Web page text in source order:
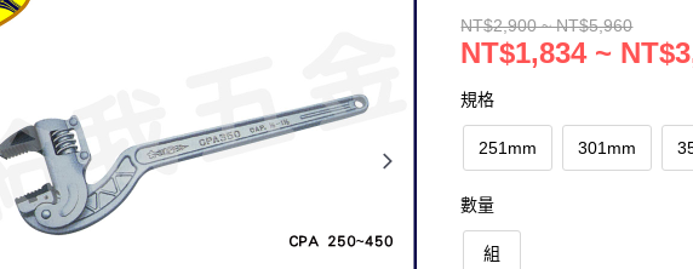
NT$2,900 ~ NT$5,960
NT$1,834 ~
規格
251mm 301mm
數量
組